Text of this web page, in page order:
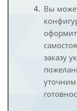
Вы
заказу